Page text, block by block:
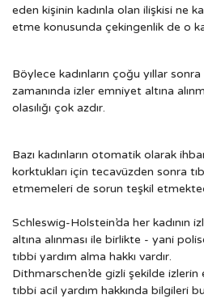
eden kişinin kadınla olan ilişkisi ne
etme konusunda çekingenlik de o
Böylece kadınların çoğu yıllar
zamanında izler emniyet altına
olasılığı çok azdır.
Bazı kadınların otomatik olarak
korktukları için tecavüzden sonra
etmemeleri de sorun teşkil
Schleswig-Holstein’da her kadının
altına alınması ile birlikte - yani
tıbbi yardım alma hakkı vardır.
Dithmarschen’de gizli şekilde izlerin
tıbbi acil yardım hakkında bilgileri